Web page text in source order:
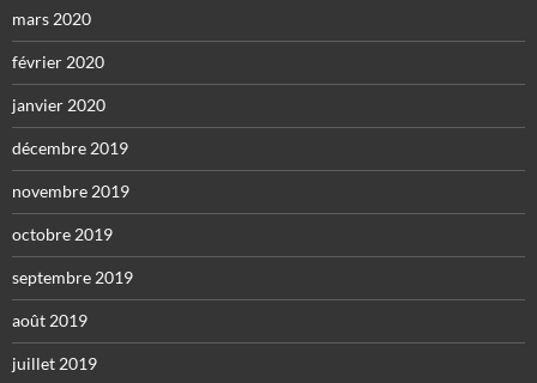
mars 2020
février 2020
janvier 2020
décembre 2019
novembre 2019
octobre 2019
septembre 2019
août 2019
juillet 2019